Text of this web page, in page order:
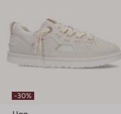
-30%